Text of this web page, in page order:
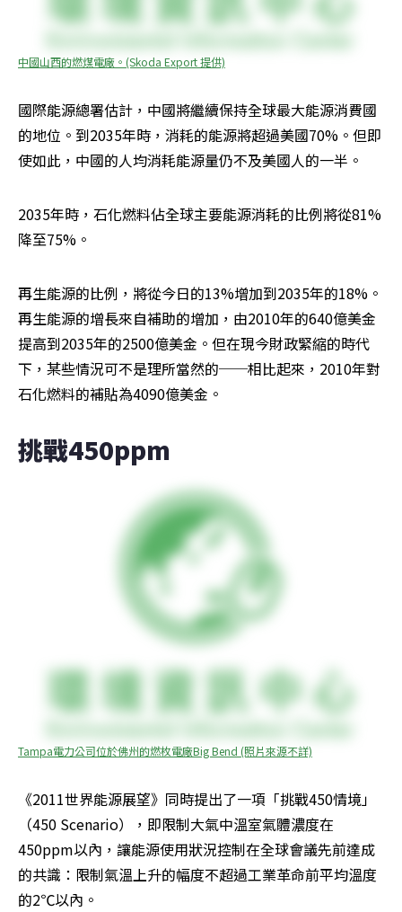
中國山西的燃煤電廠。(Skoda Export 提供)
國際能源總署估計，中國將繼續保持全球最大能源消費國
的地位。到2035年時，消耗的能源將超過美國70%。但即
使如此，中國的人均消耗能源量仍不及美國人的一半。
2035年時，石化燃料佔全球主要能源消耗的比例將從81%
降至75%。
再生能源的比例，將從今日的13%增加到2035年的18%。
再生能源的增長來自補助的增加，由2010年的640億美金
提高到2035年的2500億美金。但在現今財政緊縮的時代
下，某些情況可不是理所當然的──相比起來，2010年對
石化燃料的補貼為4090億美金。
挑戰450ppm
Tampa電力公司位於佛州的燃枚電廠Big Bend (照片來源不詳)
《2011世界能源展望》同時提出了一項「挑戰450情境」
（450 Scenario），即限制大氣中溫室氣體濃度在
450ppm以內，讓能源使用狀況控制在全球會議先前達成
的共識：限制氣溫上升的幅度不超過工業革命前平均溫度
的2℃以內。